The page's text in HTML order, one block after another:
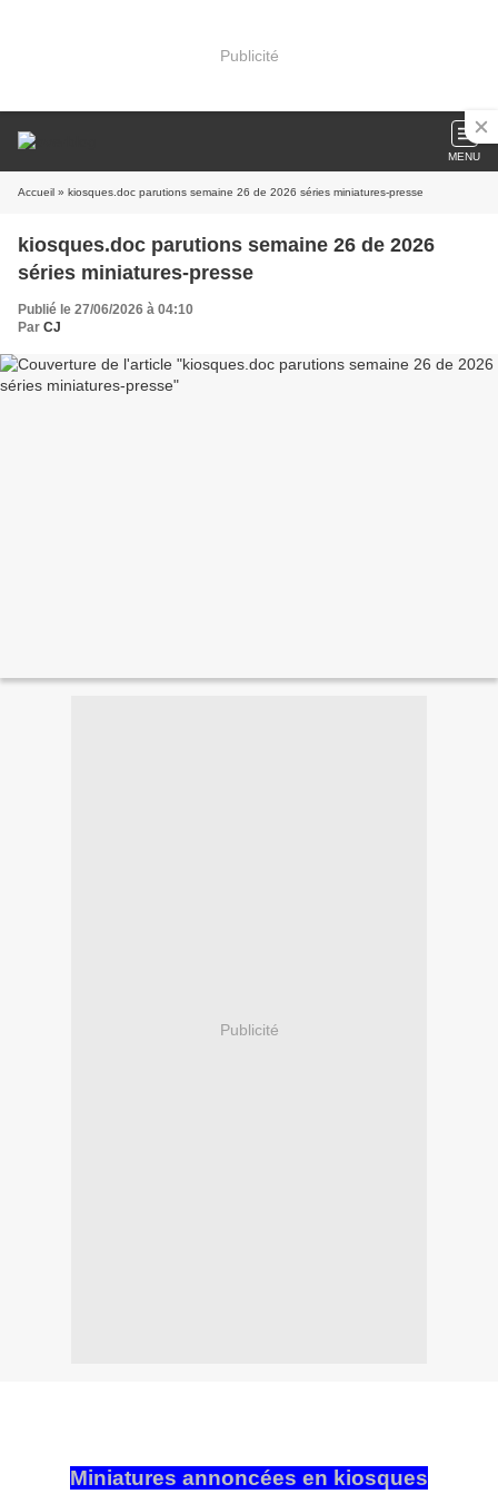
Publicité
MENU
Accueil » kiosques.doc parutions semaine 26 de 2026 séries miniatures-presse
kiosques.doc parutions semaine 26 de 2026
séries miniatures-presse
Publié le 27/06/2026 à 04:10
Par CJ
Publicité
Miniatures annoncées en kiosques